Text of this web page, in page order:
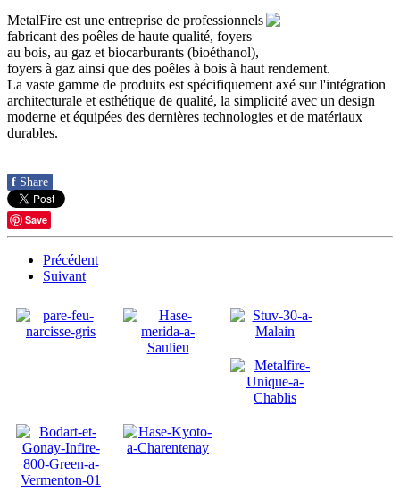
MetalFire est une entreprise de professionnels
fabricant des poêles de haute qualité, foyers
au bois, au gaz et biocarburants (bioéthanol),
foyers à gaz ainsi que des poêles à bois à haut rendement.
La vaste gamme de produits est spécifiquement axé sur l'intégration
architecturale et esthétique de qualité, la simplicité avec un design
moderne et équipées des dernières technologies et de matériaux
durables.
f Share
Save
Précédent
Suivant